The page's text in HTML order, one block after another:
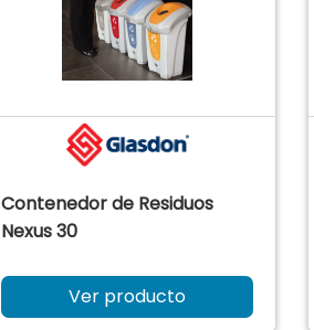
Contenedor de Residuos
Nexus 30
Ver producto